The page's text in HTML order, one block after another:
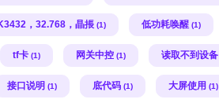
，32.768，晶掁 (1) 低功耗唤醒 (1)
tf卡 (1) 网关中控 (1) 读取不到设备
接口说明 (1) 底代码 (1) 大屏使用 (1)